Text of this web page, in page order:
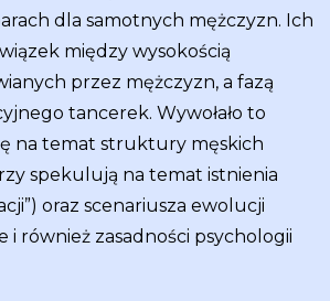
dla samotnych mężczyzn. Ich
między wysokością
przez mężczyzn, a fazą
tancerek. Wywołało to
na temat struktury męskich
spekulują na temat istnienia
oraz scenariusza ewolucji
i również zasadności psychologii